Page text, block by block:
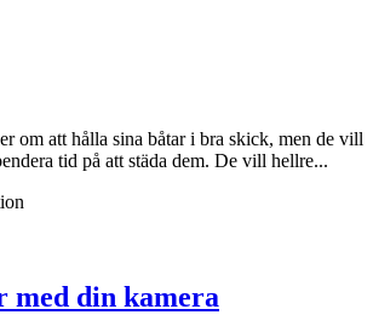
om att hålla sina båtar i bra skick, men de vill
tid på att städa dem. De vill hellre...
med din kamera